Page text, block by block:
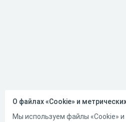
О файлах «Cookie» и
Мы используем файлы «Cookie»